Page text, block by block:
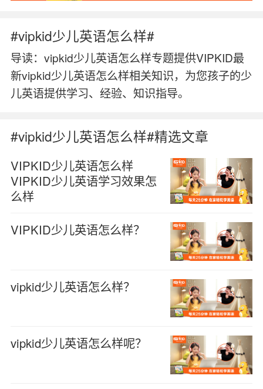
#vipkid少儿英语怎么样#
导读： vipkid少儿英语怎么样专题提供VIPKID最
新vipkid少儿英语怎么样相关知识，为您孩子的少
儿英语提供学习、经验、知识指导。
#vipkid少儿英语怎么样#精选文章
VIPKID少儿英语怎么样
VIPKID少儿英语学习效果怎
么样
VIPKID少儿英语怎么样？
vipkid少儿英语怎么样？
vipkid少儿英语怎么样呢？